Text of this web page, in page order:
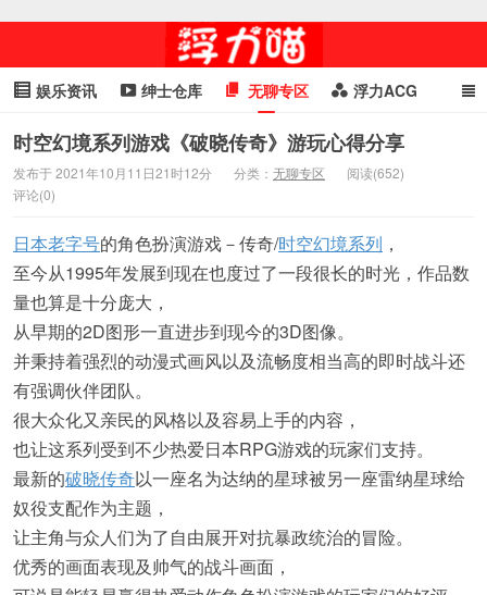
娱乐资讯 绅士仓库 无聊专区 浮力ACG
浮力GIF 明星头条 浮力资讯 头条女神 萌妹专区
cosplay
时空幻境系列游戏《破晓传奇》游玩心得分享
发布于 2021年10月11日21时12分 分类： 无聊专区
阅读(652)
评论(0)
日本老字号的角色扮演游戏－传奇/时空幻境系列 ，
至今从1995年发展到现在也度过了一段很长的时光，作品数
量也算是十分庞大，
从早期的2D图形一直进步到现今的3D图像。
并秉持着强烈的动漫式画风以及流畅度相当高的即时战斗还
有强调伙伴团队。
很大众化又亲民的风格以及容易上手的内容，
也让这系列受到不少热爱日本RPG游戏的玩家们支持。
最新的破晓传奇以一座名为达纳的星球被另一座雷纳星球给
奴役支配作为主题，
让主角与众人们为了自由展开对抗暴政统治的冒险。
优秀的画面表现及帅气的战斗画面，